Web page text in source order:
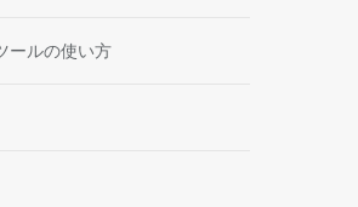
ールの使い方